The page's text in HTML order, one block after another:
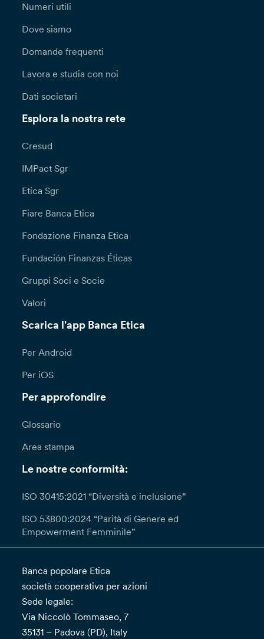
Numeri utili
Dove siamo
Domande frequenti
Lavora e studia con noi
Dati societari
Esplora la nostra rete
Cresud
IMPact Sgr
Etica Sgr
Fiare Banca Etica
Fondazione Finanza Etica
Fundación Finanzas Éticas
Gruppi Soci e Socie
Valori
Scarica l'app Banca Etica
Per Android
Per iOS
Per approfondire
Glossario
Area stampa
Le nostre conformità:
ISO 30415:2021 “Diversità e inclusione”
ISO 53800:2024 “Parità di Genere ed
Empowerment Femminile”
Banca popolare Etica
società cooperativa per azioni
Sede legale:
Via Niccolò Tommaseo, 7
35131 – Padova (PD), Italy